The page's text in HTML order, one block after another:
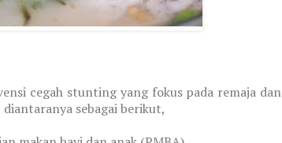
cegah stunting yang fokus pada remaja dan
sebagai berikut,